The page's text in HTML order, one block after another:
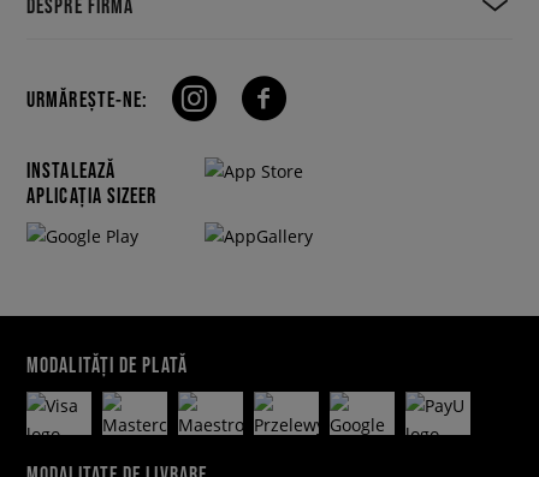
DESPRE FIRMĂ
URMĂREȘTE-NE:
INSTALEAZĂ
APLICAȚIA SIZEER
MODALITĂȚI DE PLATĂ